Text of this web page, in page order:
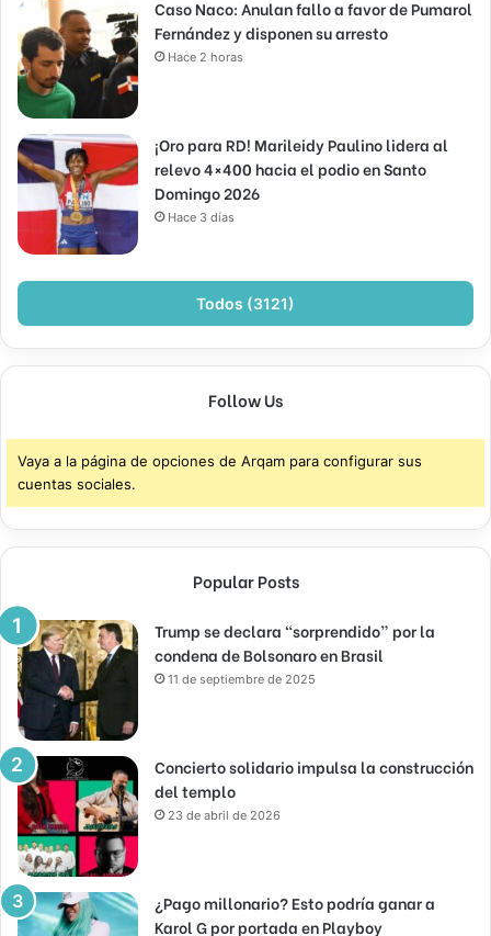
Caso Naco: Anulan fallo a favor de Pumarol
Fernández y disponen su arresto
Hace 2 horas
¡Oro para RD! Marileidy Paulino lidera al
relevo 4×400 hacia el podio en Santo
Domingo 2026
Hace 3 días
Todos (3121)
Follow Us
Vaya a la página de opciones de Arqam para configurar sus
cuentas sociales.
Popular Posts
Trump se declara “sorprendido” por la
condena de Bolsonaro en Brasil
11 de septiembre de 2025
Concierto solidario impulsa la construcción
del templo
23 de abril de 2026
¿Pago millonario? Esto podría ganar a
Karol G por portada en Playboy